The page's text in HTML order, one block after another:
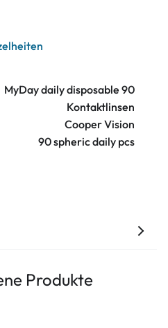
MyDay daily disposable 90
Kontaktlinsen
Cooper Vision
90 spheric daily pcs
Produkte